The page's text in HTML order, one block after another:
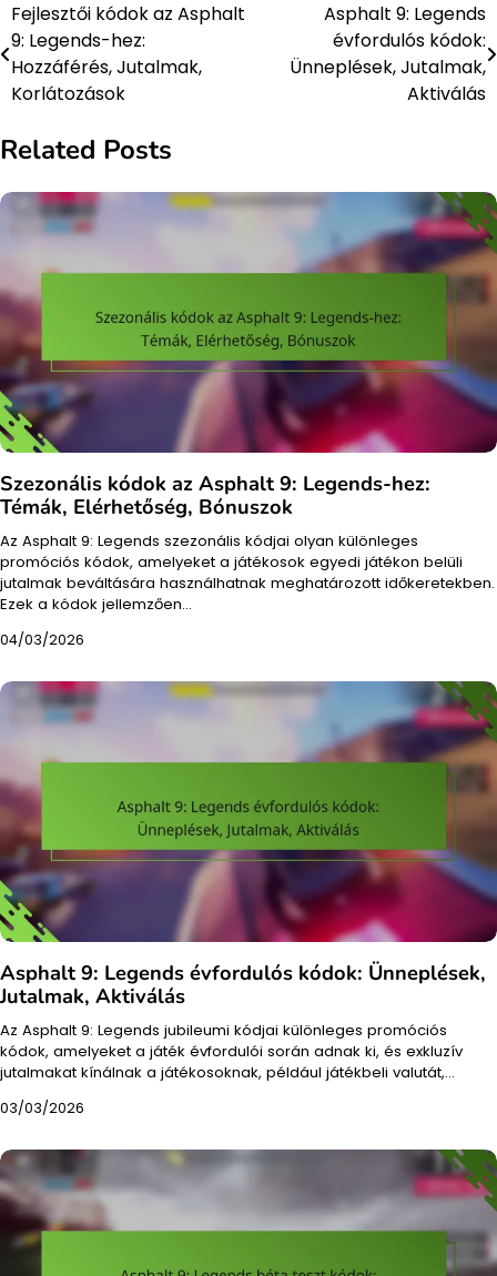
Post
navigation
Fejlesztői kódok az Asphalt
9: Legends-hez:
Hozzáférés, Jutalmak,
Korlátozások
Asphalt 9: Legends
évfordulós kódok:
Ünneplések, Jutalmak,
Aktiválás
Related Posts
Szezonális kódok az Asphalt 9: Legends-hez:
Témák, Elérhetőség, Bónuszok
Az Asphalt 9: Legends szezonális kódjai olyan különleges
promóciós kódok, amelyeket a játékosok egyedi játékon belüli
jutalmak beváltására használhatnak meghatározott időkeretekben.
Ezek a kódok jellemzően…
04/03/2026
Asphalt 9: Legends évfordulós kódok: Ünneplések,
Jutalmak, Aktiválás
Az Asphalt 9: Legends jubileumi kódjai különleges promóciós
kódok, amelyeket a játék évfordulói során adnak ki, és exkluzív
jutalmakat kínálnak a játékosoknak, például játékbeli valutát,…
03/03/2026